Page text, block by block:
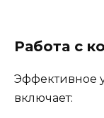
Работа с
Эффективное
включает: